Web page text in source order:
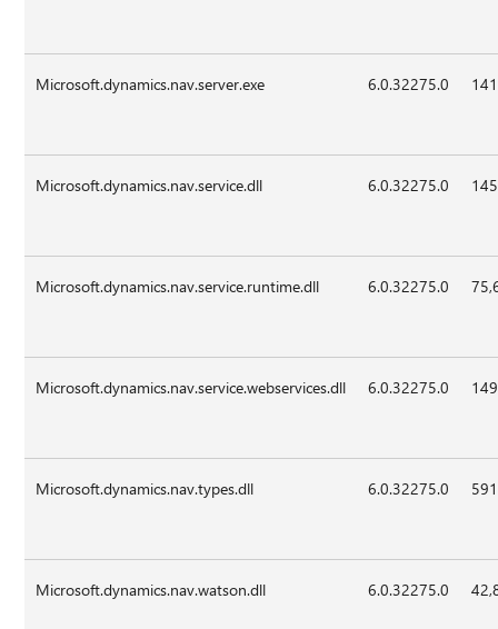
Microsoft.dynamics.nav.server.exe 6.0.32275.0
Microsoft.dynamics.nav.service.dll 6.0.32275.0
Microsoft.dynamics.nav.service.runtime.dll 6.0.32275.0
Microsoft.dynamics.nav.service.webservices.dll 6.0.32275.0
Microsoft.dynamics.nav.types.dll 6.0.32275.0
Microsoft.dynamics.nav.watson.dll 6.0.32275.0